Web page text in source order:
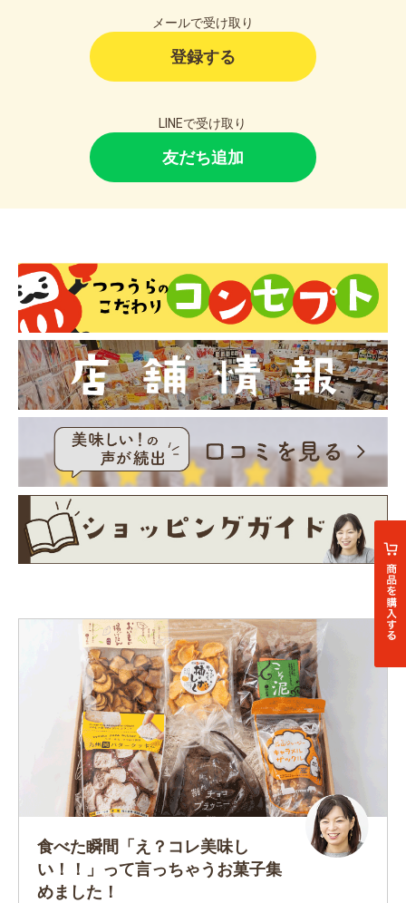
お買い物を続ける
メールで受け取り
登録する
LINEで受け取り
友だち追加
食べた瞬間「え？コレ美味し
い！！」って言っちゃうお菓子集
めました！